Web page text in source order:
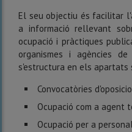
El seu objectiu és facilitar
a informació rellevant
ocupació i pràctiques
organismes i agències
s'estructura en els apartats
Convocatòries
Ocupació com a agent
Ocupació per a